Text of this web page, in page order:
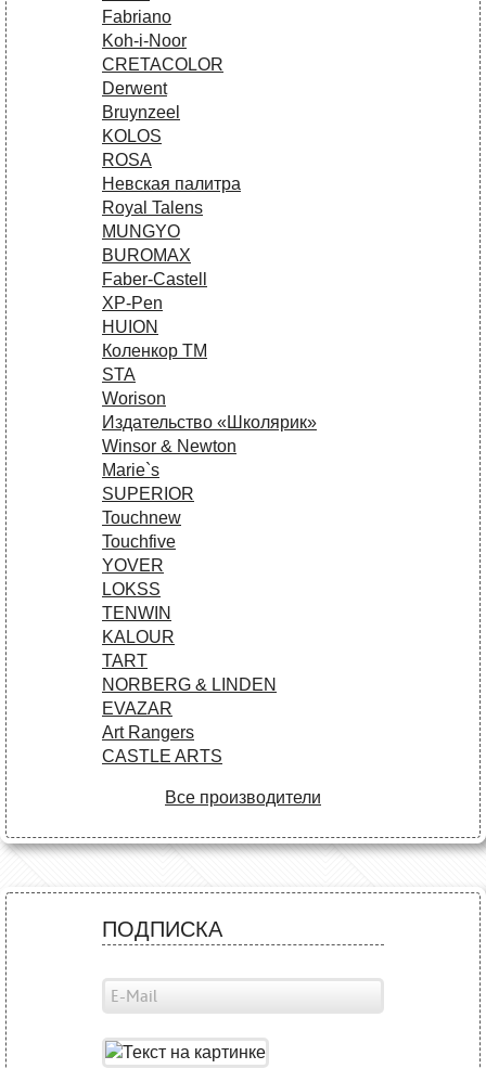
Fabriano
Koh-i-Noor
CRETACOLOR
Derwent
Bruynzeel
KOLOS
ROSA
Невская палитра
Royal Talens
MUNGYO
BUROMAX
Faber-Castell
XP-Pen
HUION
Коленкор ТМ
STA
Worison
Издательство «Школярик»
Winsor & Newton
Marie`s
SUPERIOR
Touchnew
Touchfive
YOVER
LOKSS
TENWIN
KALOUR
TART
NORBERG & LINDEN
EVAZAR
Art Rangers
CASTLE ARTS
Все производители
ПОДПИСКА